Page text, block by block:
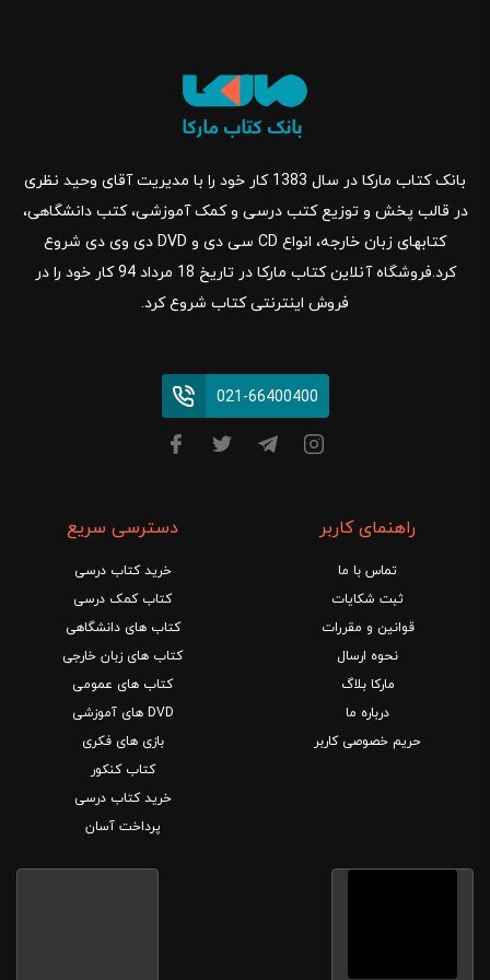
بانک کتاب مارکا در سال 1383 کار خود را با مدیریت آقای وحید نظری
در قالب پخش و توزیع کتب درسی و کمک آموزشی، کتب دانشگاهی،
کتابهای زبان خارجه، انواع CD سی دی و DVD دی وی دی شروع
کرد.فروشگاه آنلاین کتاب مارکا در تاریخ 18 مرداد 94 کار خود را در
فروش اینترنتی کتاب شروع کرد.
021-66400400
راهنمای کاربر
تماس با ما
ثبت شکایات
قوانین و مقررات
نحوه ارسال
مارکا بلاگ
درباره ما
حریم خصوصی کاربر
دسترسی سریع
خرید کتاب درسی
کتاب کمک درسی
کتاب های دانشگاهی
کتاب های زبان خارجی
کتاب های عمومی
DVD های آموزشی
بازی های فکری
کتاب کنکور
خرید کتاب درسی
پرداخت آسان